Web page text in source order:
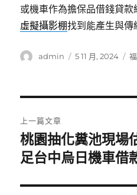
或機車作為擔保品借錢貸
虛擬攝影棚找到能產生與傳
作
admin
發
5 11 月, 2024
分
章
導
覽
上一篇文章
上
一
文
桃園抽化糞池現場
足台中烏日機車借